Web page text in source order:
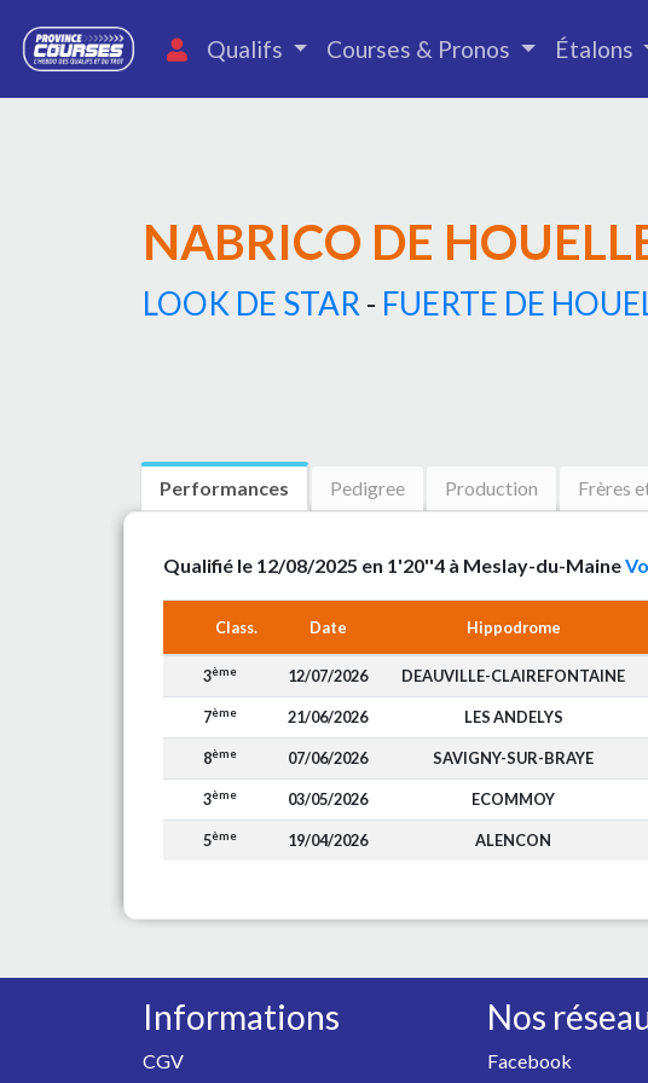
Qualifs Courses & Pronos Étalons
NABRICO DE
LOOK DE STAR - FUERTE DE
Performances Pedigree Production Frères
Qualifié le 12/08/2025 en 1'20''4 à Meslay-du-Maine
Class. Date Hippodrome
3ème 12/07/2026 DEAUVILLE-CLAIREFONTAINE
7ème 21/06/2026 LES ANDELYS
8ème 07/06/2026 SAVIGNY-SUR-BRAYE
3ème 03/05/2026 ECOMMOY
5ème 19/04/2026 ALENCON
Informations
CGV
Nos
Facebook